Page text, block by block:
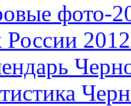
фото-
России